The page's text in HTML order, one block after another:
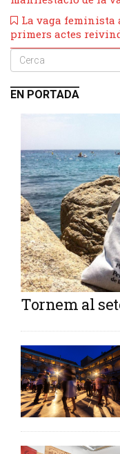
La vaga feminista
primers actes
EN PORTADA
Tornem al